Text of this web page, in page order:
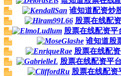
谁知道配资炒
股票在线配
股票在线配资平
谁知道股
股票在线配
股票在线配资平
股票在线配资